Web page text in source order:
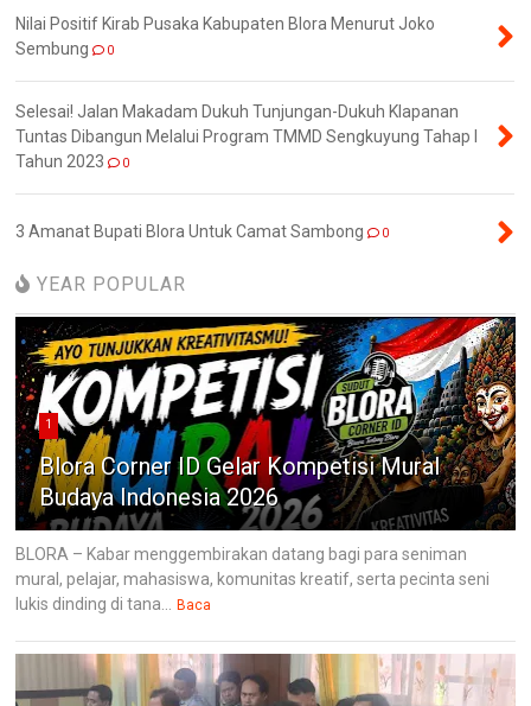
Nilai Positif Kirab Pusaka Kabupaten Blora Menurut Joko
Sembung
0
Selesai! Jalan Makadam Dukuh Tunjungan-Dukuh Klapanan
Tuntas Dibangun Melalui Program TMMD Sengkuyung Tahap I
Tahun 2023
0
3 Amanat Bupati Blora Untuk Camat Sambong 0
YEAR POPULAR
1
Blora Corner ID Gelar Kompetisi Mural
Budaya Indonesia 2026
BLORA – Kabar menggembirakan datang bagi para seniman
mural, pelajar, mahasiswa, komunitas kreatif, serta pecinta seni
lukis dinding di tana...
Baca